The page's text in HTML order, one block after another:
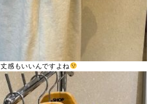
丈感もいいんですよね